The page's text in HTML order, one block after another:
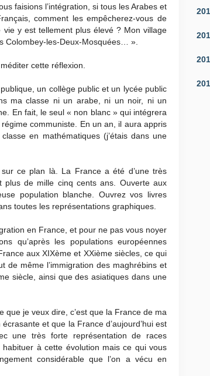
faisions l’intégration, si tous les Arabes et
comment les empêcherez-vous de
y est tellement plus élevé ? Mon village
Colombey-les-Deux-Mosquées… ».
cette réflexion.
un collège public et un lycée public
ma classe ni un arabe, ni un noir, ni un
En fait, le seul « non blanc » qui intégrera
communiste. En un an, il aura appris
en mathématiques (j’étais dans une
ce plan là. La France a été d’une très
de mille cinq cents ans. Ouverte aux
population blanche. Ouvrez vos livres
toutes les représentations graphiques.
en France, et pour ne pas vous noyer
qu’après les populations européennes
aux XIXème et XXième siècles, ce qui
de même l’immigration des maghrébins et
siècle, ainsi que des asiatiques dans une
que je veux dire, c’est que la France de ma
et que la France d’aujourd’hui est
une très forte représentation de races
à cette évolution mais ce qui vous
considérable que l’on a vécu en